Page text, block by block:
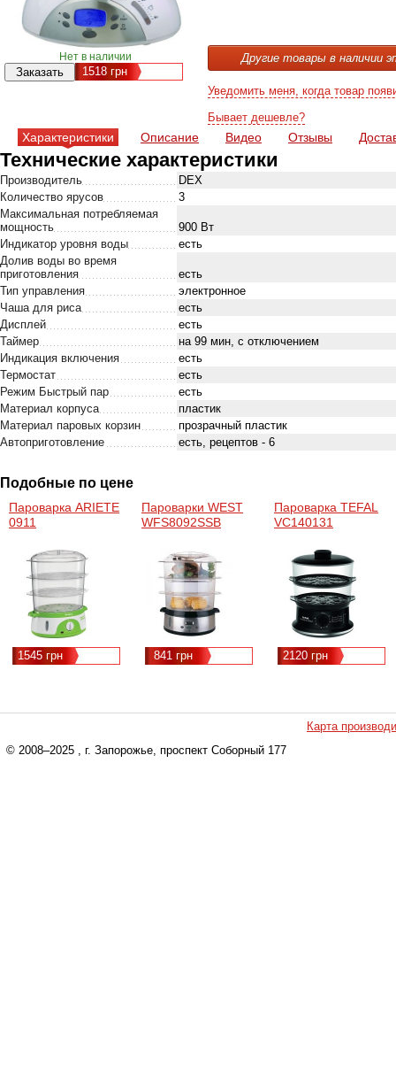
Нет в наличии
1518 грн
Другие товары в наличии
Уведомить меня, когда товар
Бывает дешевле?
Характеристики Описание Видео Отзывы
Технические характеристики
Производитель
DEX
Количество ярусов
3
Максимальная потребляемая
мощность
900 Вт
Индикатор уровня воды
есть
Долив воды во время
приготовления
есть
Тип управления
электронное
Чаша для риса
есть
Дисплей
есть
Таймер
на 99 мин, с отключением
Индикация включения
есть
Термостат
есть
Режим Быстрый пар
есть
Материал корпуса
пластик
Материал паровых корзин
прозрачный пластик
Автоприготовление
есть, рецептов - 6
Подобные по цене
Пароварка ARIETE
0911
1545 грн
Пароварки WEST
WFS8092SSB
841 грн
Пароварка TEFAL
VC140131
2120 грн
Карта
© 2008–2025 , г. Запорожье, проспект Соборный 177